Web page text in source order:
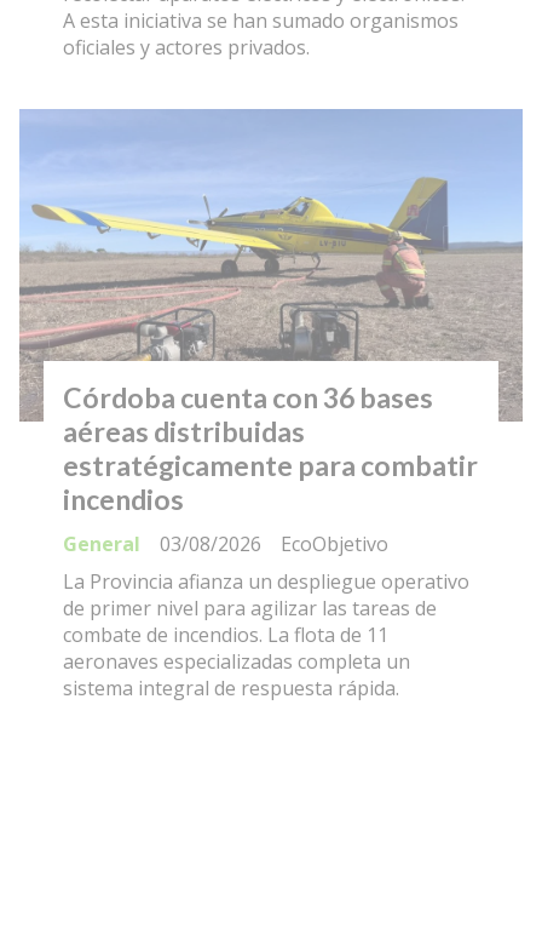
A esta iniciativa se han sumado organismos
oficiales y actores privados.
Córdoba cuenta con 36 bases
aéreas distribuidas
estratégicamente para combatir
incendios
EcoObjetivo
General
03/08/2026
La Provincia afianza un despliegue operativo
de primer nivel para agilizar las tareas de
combate de incendios. La flota de 11
aeronaves especializadas completa un
sistema integral de respuesta rápida.